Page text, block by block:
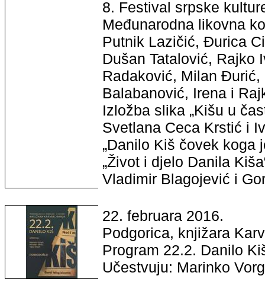
8. Festival srpske
Međunarodna likovna
Putnik Lazičić, Đurica
Dušan Tatalović, Rajko
Radaković, Milan Đurić,
Balabanović, Irena i
Izložba slika „Kišu u
Svetlana Ceca Krstić i
„Danilo Kiš čovek koga
„Život i djelo Danila
Vladimir Blagojević i
22. februara 2016.
Podgorica, knjižara
Program 22.2. Danilo
Učestvuju: Marinko